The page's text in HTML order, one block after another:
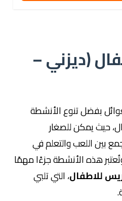
(ديزني –
بفضل تنوع الأنشطة
حيث يمكن للصغار
بين اللعب والتعلم في
هذه الأنشطة جزءًا مهمًا
للاطفال، التي تلبي